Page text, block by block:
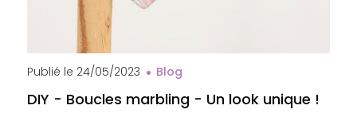
Publié le 24/05/2023 Blog
DIY - Boucles marbling - Un look unique !